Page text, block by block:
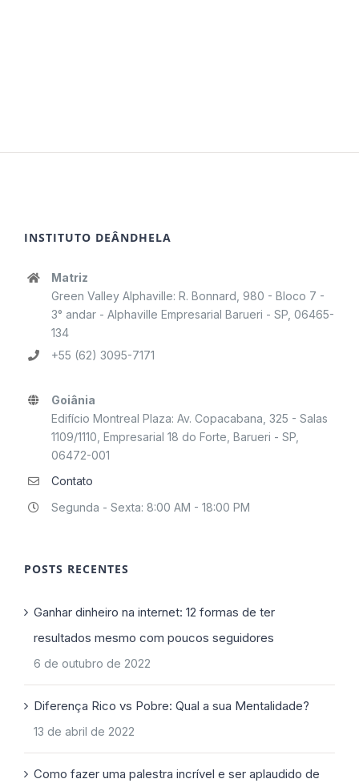
INSTITUTO DEÂNDHELA
Matriz
Green Valley Alphaville: R. Bonnard, 980 - Bloco 7 -
3° andar - Alphaville Empresarial Barueri - SP, 06465-
134
+55 (62) 3095-7171
Goiânia
Edifício Montreal Plaza: Av. Copacabana, 325 - Salas
1109/1110, Empresarial 18 do Forte, Barueri - SP,
06472-001
Contato
Segunda - Sexta: 8:00 AM - 18:00 PM
POSTS RECENTES
Ganhar dinheiro na internet: 12 formas de ter
resultados mesmo com poucos seguidores
6 de outubro de 2022
Diferença Rico vs Pobre: Qual a sua Mentalidade?
13 de abril de 2022
Como fazer uma palestra incrível e ser aplaudido de